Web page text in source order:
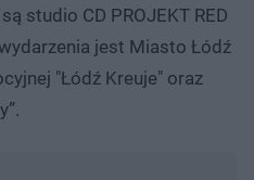
studio CD PROJEKT RED
jest Miasto Łódź
"Łódź Kreuje" oraz